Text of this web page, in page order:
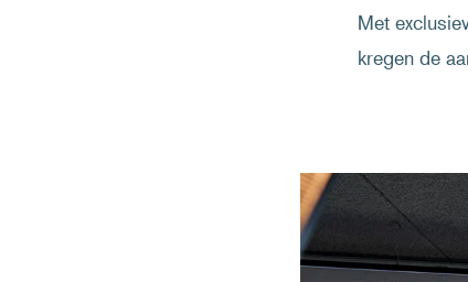
Met
kregen de